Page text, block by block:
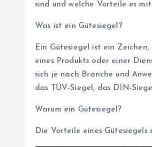
sind und welche Vorteile es
Was ist ein Gütesiegel?
Ein Gütesiegel ist ein
eines Produkts oder einer
sich je nach Branche und
das TÜV-Siegel, das DIN-
Warum ein Gütesiegel?
Die Vorteile eines